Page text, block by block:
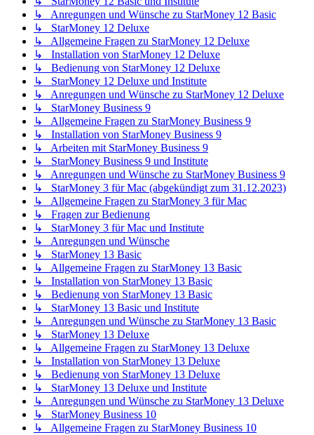
↳ Anregungen und Wünsche zu StarMoney 12 Basic
↳ StarMoney 12 Deluxe
↳ Allgemeine Fragen zu StarMoney 12 Deluxe
↳ Installation von StarMoney 12 Deluxe
↳ Bedienung von StarMoney 12 Deluxe
↳ StarMoney 12 Deluxe und Institute
↳ Anregungen und Wünsche zu StarMoney 12 Deluxe
↳ StarMoney Business 9
↳ Allgemeine Fragen zu StarMoney Business 9
↳ Installation von StarMoney Business 9
↳ Arbeiten mit StarMoney Business 9
↳ StarMoney Business 9 und Institute
↳ Anregungen und Wünsche zu StarMoney Business 9
↳ StarMoney 3 für Mac (abgekündigt zum 31.12.2023)
↳ Allgemeine Fragen zu StarMoney 3 für Mac
↳ Fragen zur Bedienung
↳ StarMoney 3 für Mac und Institute
↳ Anregungen und Wünsche
↳ StarMoney 13 Basic
↳ Allgemeine Fragen zu StarMoney 13 Basic
↳ Installation von StarMoney 13 Basic
↳ Bedienung von StarMoney 13 Basic
↳ StarMoney 13 Basic und Institute
↳ Anregungen und Wünsche zu StarMoney 13 Basic
↳ StarMoney 13 Deluxe
↳ Allgemeine Fragen zu StarMoney 13 Deluxe
↳ Installation von StarMoney 13 Deluxe
↳ Bedienung von StarMoney 13 Deluxe
↳ StarMoney 13 Deluxe und Institute
↳ Anregungen und Wünsche zu StarMoney 13 Deluxe
↳ StarMoney Business 10
↳ Allgemeine Fragen zu StarMoney Business 10